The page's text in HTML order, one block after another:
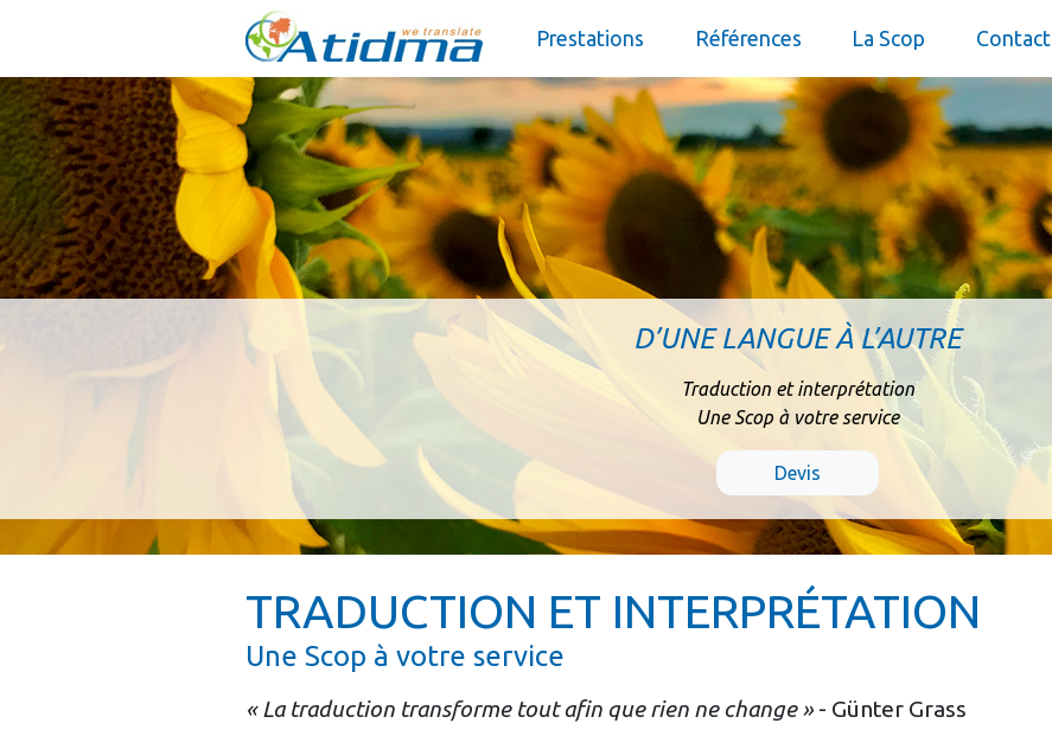
Prestations Références La Scop Contact
D’UNE LANGUE À L’AUTRE
Traduction et interprétation
Une Scop à votre service
Devis
TRADUCTION ET INTERPRÉTATION
Une Scop à votre service
« La traduction transforme tout afin que rien ne change »- Günter Grass